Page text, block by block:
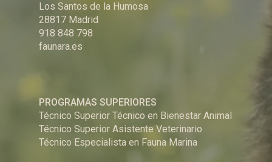
Los Santos de la Humosa
28817 Madrid
918 848 798
faunara.es
PROGRAMAS SUPERIORES
Técnico Superior Técnico en Bienestar Animal
Técnico Superior Asistente Veterinario
Técnico Especialista en Fauna Marina